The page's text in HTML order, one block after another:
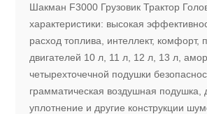
Шакман F3000 Грузовик Трактор
характеристики: высокая
расход топлива, интеллект, комфорт,
двигателей 10 л, 11 л, 12 л, 13 л,
четырехточечной подушки
грамматическая воздушная подушка,
уплотнение и другие конструкции